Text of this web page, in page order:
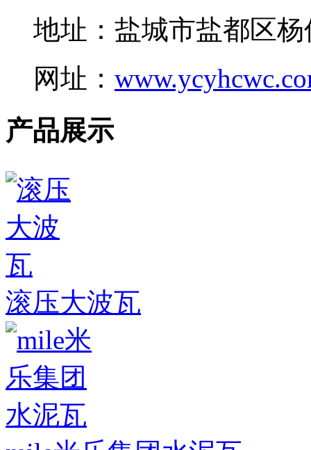
地址：盐城市盐都区
网址：
产品展示
滚压大波瓦